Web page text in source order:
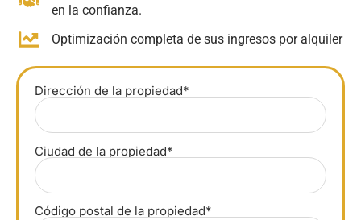
en la confianza.
Optimización completa de sus ingresos por alquiler
Dirección de la propiedad*
Ciudad de la propiedad*
Código postal de la propiedad*